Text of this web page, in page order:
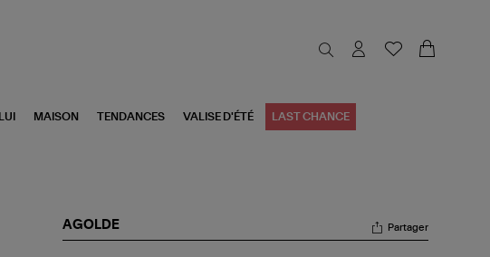
LUI MAISON TENDANCES VALISE D'ÉTÉ LAST CHANCE
AGOLDE Partager